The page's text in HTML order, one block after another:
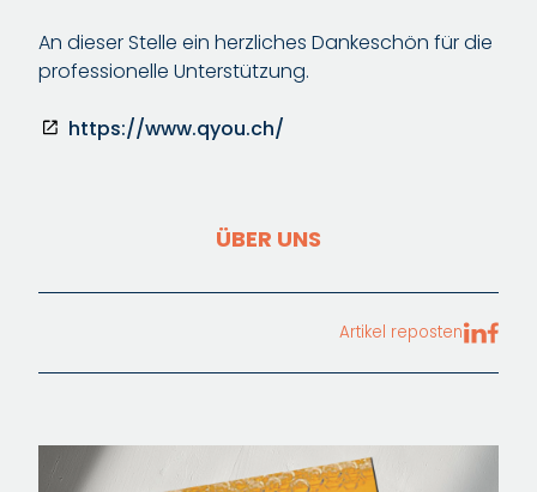
An dieser Stelle ein herzliches Dankeschön für die
professionelle Unterstützung.
https://www.qyou.ch/
ÜBER UNS
Artikel reposten